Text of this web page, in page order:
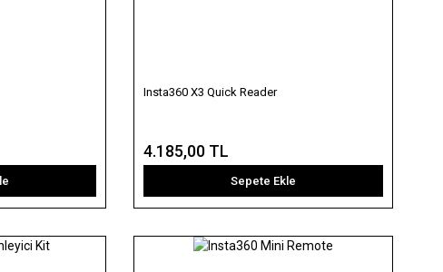
Insta360 X3 Quick Reader
4.185,00 TL
Sepete Ekle